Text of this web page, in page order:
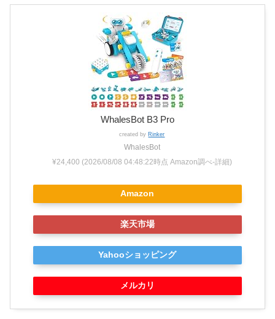
WhalesBot B3 Pro
created by Rinker
WhalesBot
¥24,400 (2026/08/08 04:48:22時点 Amazon調べ-詳細)
Amazon
楽天市場
Yahooショッピング
メルカリ